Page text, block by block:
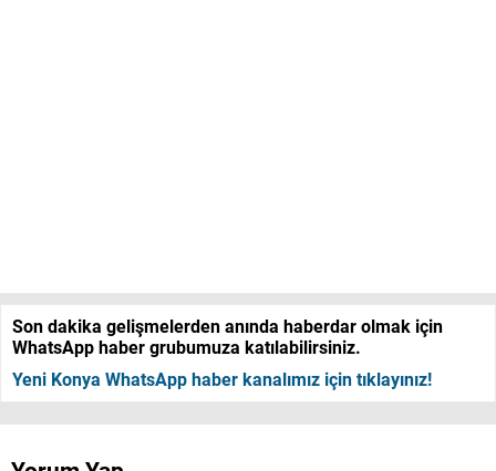
Son dakika gelişmelerden anında haberdar olmak için
WhatsApp haber grubumuza katılabilirsiniz.
Yeni Konya WhatsApp haber kanalımız için tıklayınız!